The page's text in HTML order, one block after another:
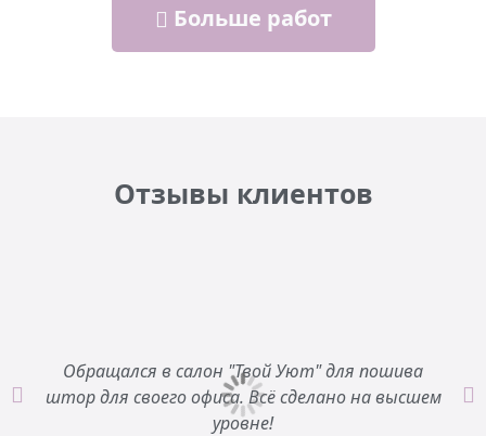
Больше работ
Отзывы клиентов
Обращался в салон "Твой Уют" для пошива
штор для своего офиса. Всё сделано на высшем
уровне!